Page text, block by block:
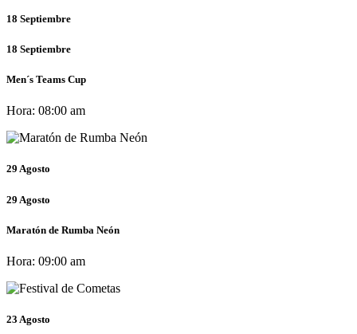
18 Septiembre
18 Septiembre
Men´s Teams Cup
Hora: 08:00 am
29 Agosto
29 Agosto
Maratón de Rumba Neón
Hora: 09:00 am
23 Agosto